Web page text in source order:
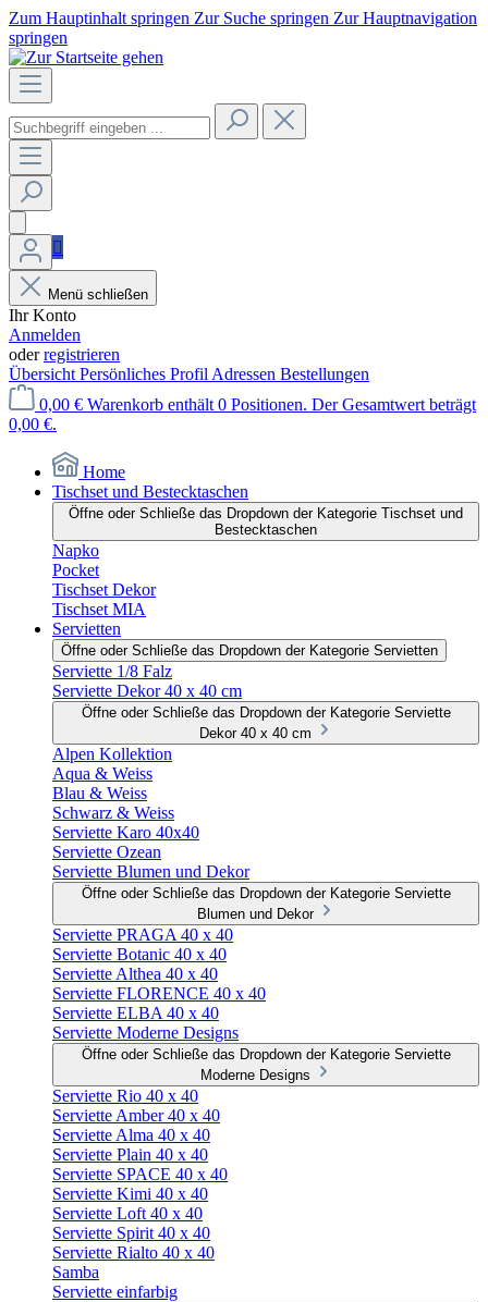
Zum Hauptinhalt springen Zur Suche springen Zur Hauptnavigation
springen
Menü schließen
Ihr Konto
Anmelden
oderregistrieren
Übersicht Persönliches Profil Adressen Bestellungen
0,00 € Warenkorb enthält 0 Positionen. Der Gesamtwert beträgt
0,00 €.
Home
Tischset und Bestecktaschen
Öffne oder Schließe das Dropdown der Kategorie Tischset und
Bestecktaschen
Napko
Pocket
Tischset Dekor
Tischset MIA
Servietten
Öffne oder Schließe das Dropdown der Kategorie Servietten
Serviette 1/8 Falz
Serviette Dekor 40 x 40 cm
Öffne oder Schließe das Dropdown der Kategorie Serviette
Dekor 40 x 40 cm
Alpen Kollektion
Aqua & Weiss
Blau & Weiss
Schwarz & Weiss
Serviette Karo 40x40
Serviette Ozean
Serviette Blumen und Dekor
Öffne oder Schließe das Dropdown der Kategorie Serviette
Blumen und Dekor
Serviette PRAGA 40 x 40
Serviette Botanic 40 x 40
Serviette Althea 40 x 40
Serviette FLORENCE 40 x 40
Serviette ELBA 40 x 40
Serviette Moderne Designs
Öffne oder Schließe das Dropdown der Kategorie Serviette
Moderne Designs
Serviette Rio 40 x 40
Serviette Amber 40 x 40
Serviette Alma 40 x 40
Serviette Plain 40 x 40
Serviette SPACE 40 x 40
Serviette Kimi 40 x 40
Serviette Loft 40 x 40
Serviette Spirit 40 x 40
Serviette Rialto 40 x 40
Samba
Serviette einfarbig